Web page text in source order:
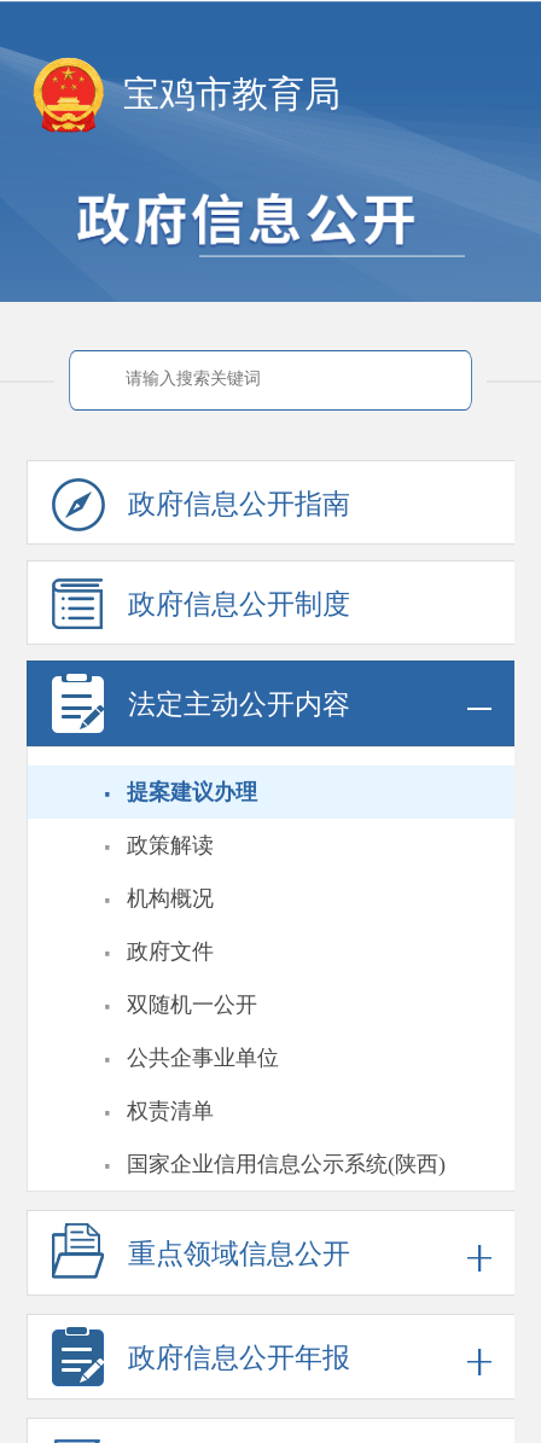
宝鸡市教育局
政府信息公开指南
政府信息公开制度
法定主动公开内容
· 提案建议办理
· 政策解读
· 机构概况
· 政府文件
· 双随机一公开
· 公共企事业单位
· 权责清单
· 国家企业信用信息公示系统(陕西)
重点领域信息公开
政府信息公开年报